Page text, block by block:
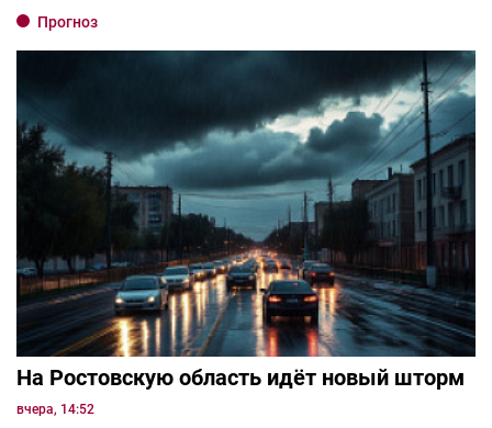
Прогноз
На Ростовскую область идёт новый шторм
вчера, 14:52